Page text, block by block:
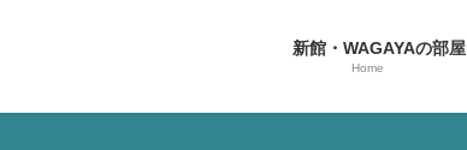
新館・WAGAYAの部屋
Home